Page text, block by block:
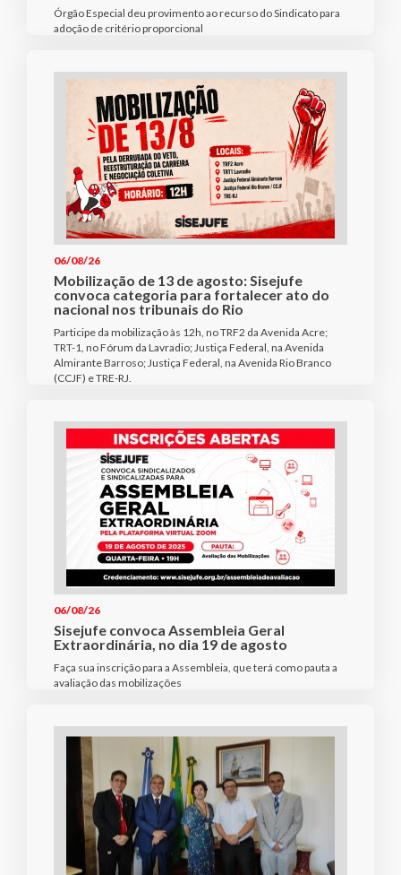
Órgão Especial deu provimento ao recurso do Sindicato para
adoção de critério proporcional
06/08/26
Mobilização de 13 de agosto: Sisejufe
convoca categoria para fortalecer ato do
nacional nos tribunais do Rio
Participe da mobilização às 12h, no TRF2 da Avenida Acre;
TRT-1, no Fórum da Lavradio; Justiça Federal, na Avenida
Almirante Barroso; Justiça Federal, na Avenida Rio Branco
(CCJF) e TRE-RJ.
06/08/26
Sisejufe convoca Assembleia Geral
Extraordinária, no dia 19 de agosto
Faça sua inscrição para a Assembleia, que terá como pauta a
avaliação das mobilizações